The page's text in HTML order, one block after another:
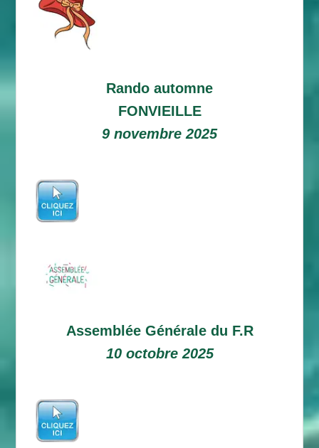
Rando automne
FONVIEILLE
9 novembre 2025
Assemblée Générale du F.R
10 octobre 2025